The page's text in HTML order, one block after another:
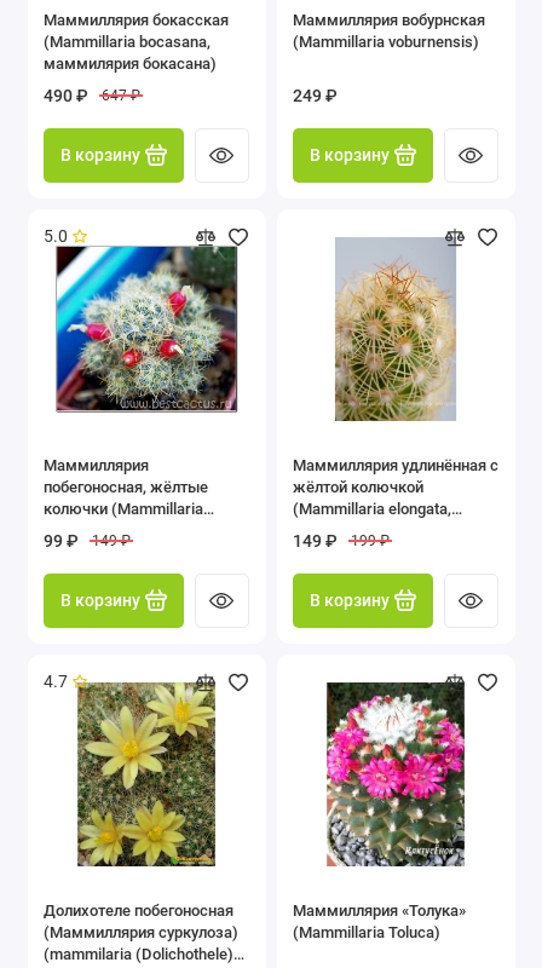
Гимнокалициум (Gymnocalycium)
Корифанта (Coryphantha)
Лейхтенбергия (Leuchtenbergia)
Маммиллярия (Mammillaria)
Мелокактус (Melocactus)
Неопортерия (Neoporteria)
Нотокактус (Notocactus)
Опунция (Opuntia)
Ребуция (Rebutia)
Рипсалис (Rhipsalis)
Стенокактус (Stenocactus)
Телокактус (Thelocactus)
Тефрокактус (Tephrocactus)
Турбиникарпус (Turbinicarpus)
Ферокактус (Ferocactus)
Цереус (Cereus)
Маммиллярия бокасская
(Mammillaria bocasana,
маммилярия бокасана)
490 ₽ 647 ₽
В корзину
Маммиллярия вобурнская
(Mammillaria voburnensis)
249 ₽
В корзину
5.0
Маммиллярия
побегоносная, жёлтые
колючки (Mammillaria
маммилярия пролифера)
99 ₽ 149 ₽
В корзину
Маммиллярия удлинённая с
жёлтой колючкой
(Mammillaria elongata,
149 ₽ 199 ₽
В корзину
4.7
Долихотеле побегоносная
(Маммиллярия суркулоза)
(mammilaria (Dolichothele)
Маммиллярия «Толука»
(Mammillaria Toluca)